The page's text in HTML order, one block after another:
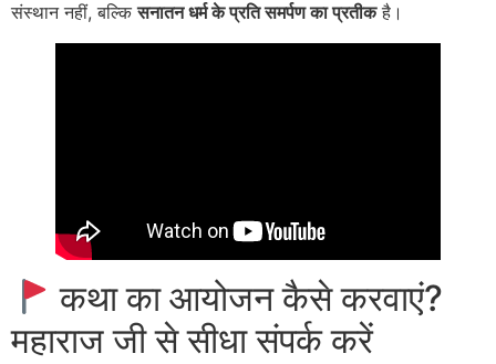
संस्थान नहीं, बल्किसनातन धर्म के प्रति समर्पण का प्रतीकहै।
कथा का आयोजन कैसे करवाएं?
महाराज जी से सीधा संपर्क करें